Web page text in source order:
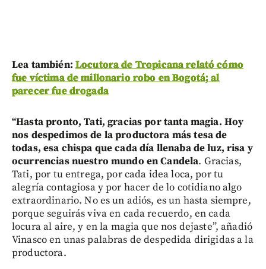
Lea también: Locutora de Tropicana relató cómo
fue víctima de millonario robo en Bogotá; al
parecer fue drogada
“Hasta pronto, Tati, gracias por tanta magia. Hoy
nos despedimos de la productora más tesa de
todas, esa chispa que cada día llenaba de luz, risa y
ocurrencias nuestro mundo en Candela. Gracias,
Tati, por tu entrega, por cada idea loca, por tu
alegría contagiosa y por hacer de lo cotidiano algo
extraordinario. No es un adiós, es un hasta siempre,
porque seguirás viva en cada recuerdo, en cada
locura al aire, y en la magia que nos dejaste”, añadió
Vinasco en unas palabras de despedida dirigidas a la
productora.